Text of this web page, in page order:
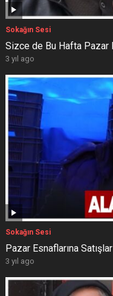
Sokağın Sesi
Sizce de Bu Hafta Pazar
3 yıl ago
Sokağın Sesi
Pazar Esnaflarına
3 yıl ago